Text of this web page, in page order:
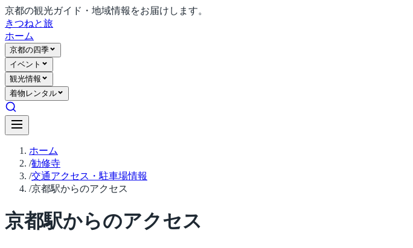
京都の観光ガイド・地域情報をお届けします。
きつねと旅
ホーム
京都の四季
イベント
観光情報
着物レンタル
ホーム
/勧修寺
/交通アクセス・駐車場情報
/京都駅からのアクセス
京都駅からのアクセス